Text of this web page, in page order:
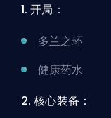
1. 开局：
多兰之环
健康药水
2. 核心装备：